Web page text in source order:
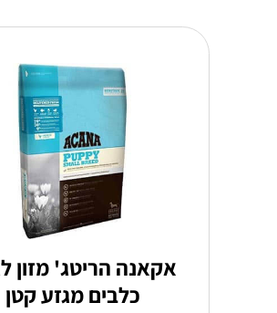
אקאנה הריטג' מזון
כלבים מגזע קטן